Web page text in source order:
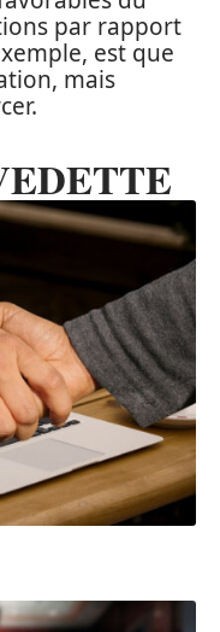
par rapport
est que
mais